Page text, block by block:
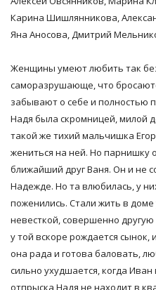
Карина Шишлянникова,
Яна Аносова, Дмитрий
Женщины умеют любить так
саморазрушающе, что
забывают о себе и полностью
Надя была скромницей, милой
такой же тихий мальчишка
жениться на ней. Но парнишку
ближайший друг Ваня. Он и не
Надежде. Но та влюбилась, у
поженились. Стали жить в
невесткой, совершенно
у той вскоре рождается
она рада и готова баловать,
сильно ухудшается, когда
отпрыска Надя не находит в